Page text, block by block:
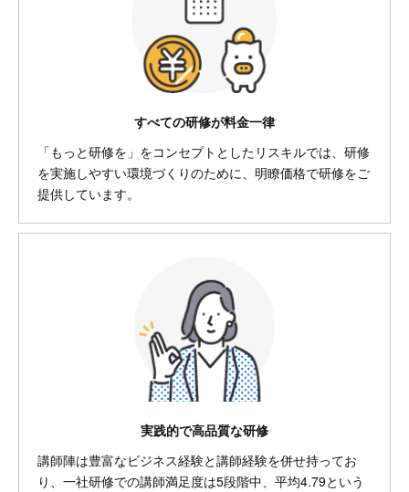
すべての研修が料金一律
「もっと研修を」をコンセプトとしたリスキルでは、研修
を実施しやすい環境づくりのために、明瞭価格で研修をご
提供しています。
実践的で高品質な研修
講師陣は豊富なビジネス経験と講師経験を併せ持ってお
り、一社研修での講師満足度は5段階中、平均4.79という